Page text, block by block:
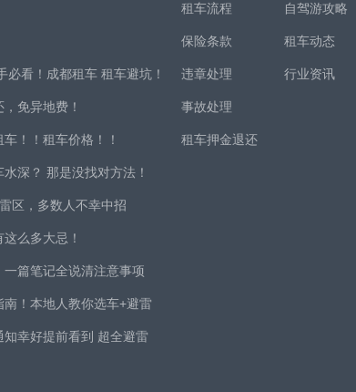
必看！成都租车 租车避坑！
免异地费！
！！租车价格！！
深？ 那是没找对方法！
区，多数人不幸中招
么多大忌！
一篇笔记全说清注意事项
南！本地人教你选车+避雷
知幸好提前看到 超全避雷
租车流程
保险条款
违章处理
事故处理
租车押金退还
自驾游攻略
租车动态
行业资讯